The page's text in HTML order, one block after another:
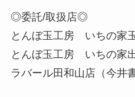
◎委託/取扱店◎
とんぼ玉工房 いちの家
とんぼ玉工房 いちの家
ラバール田和山店（今井